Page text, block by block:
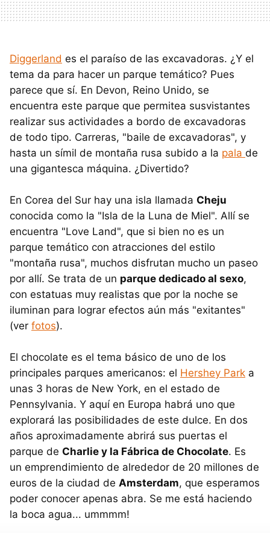
Diggerland es el paraíso de las excavadoras. ¿Y el
tema da para hacer un parque temático? Pues
parece que sí. En Devon, Reino Unido, se
encuentra este parque que permitea susvistantes
realizar sus actividades a bordo de excavadoras
de todo tipo. Carreras, "baile de excavadoras", y
hasta un símil de montaña rusa subido a la pala de
una gigantesca máquina. ¿Divertido?
En Corea del Sur hay una isla llamada Cheju
conocida como la "Isla de la Luna de Miel". Allí se
encuentra "Love Land", que si bien no es un
parque temático con atracciones del estilo
"montaña rusa", muchos disfrutan mucho un paseo
por allí. Se trata de un parque dedicado al sexo,
con estatuas muy realistas que por la noche se
iluminan para lograr efectos aún más "exitantes"
(ver fotos).
El chocolate es el tema básico de uno de los
principales parques americanos: el Hershey Park a
unas 3 horas de New York, en el estado de
Pennsylvania. Y aquí en Europa habrá uno que
explorará las posibilidades de este dulce. En dos
años aproximadamente abrirá sus puertas el
parque de Charlie y la Fábrica de Chocolate. Es
un emprendimiento de alrededor de 20 millones de
euros de la ciudad de Amsterdam, que esperamos
poder conocer apenas abra. Se me está haciendo
la boca agua... ummmm!